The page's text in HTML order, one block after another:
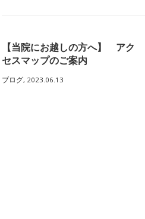
【当院にお越しの方へ】 アク
セスマップのご案内
ブログ, 2023.06.13